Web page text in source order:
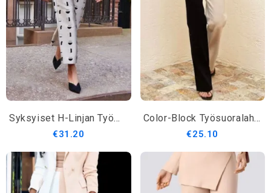
Syksyiset H-Linjan Työmatkat Geometriset Kaupunkimuoti Nilkkahousut
€31.20
Color-Block Työsuoralahkeiset Housut
€25.10